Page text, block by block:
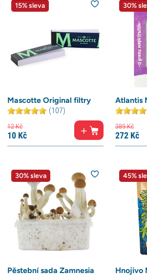
15% sleva
Mascotte Original filtry
(107)
12Kč
10 Kč
30%
Atlantis
389Kč
272 Kč
30% sleva
Pěstební sada Zamnesia
45%
Hnojivo